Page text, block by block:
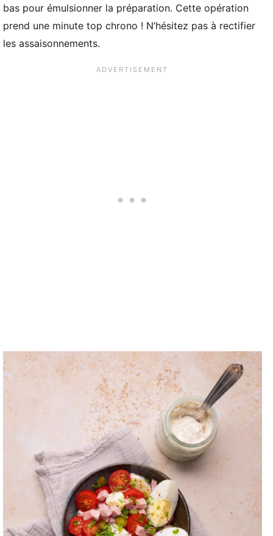
bas pour émulsionner la préparation. Cette opération
prend une minute top chrono ! N’hésitez pas à rectifier
les assaisonnements.